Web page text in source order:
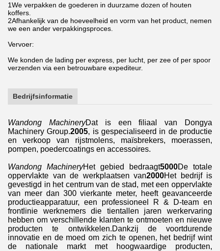
1We verpakken de goederen in duurzame dozen of houten
koffers.
2Afhankelijk van de hoeveelheid en vorm van het product, nemen
we een ander verpakkingsproces.
Vervoer:
We konden de lading per express, per lucht, per zee of per spoor
verzenden via een betrouwbare expediteur.
Bedrijfsinformatie
Wandong MachineryDat is een filiaal van Dongya
Machinery Group.2005, is gespecialiseerd in de productie
en verkoop van rijstmolens, maïsbrekers, moerassen,
pompen, poedercoatings en accessoires.
Wandong MachineryHet gebied bedraagt5000De totale
oppervlakte van de werkplaatsen van2000Het bedrijf is
gevestigd in het centrum van de stad, met een oppervlakte
van meer dan 300 vierkante meter, heeft geavanceerde
productieapparatuur, een professioneel R & D-team en
frontlinie werknemers die tientallen jaren werkervaring
hebben om verschillende klanten te ontmoeten en nieuwe
producten te ontwikkelen.Dankzij de voortdurende
innovatie en de moed om zich te openen, het bedrijf wint
de nationale markt met hoogwaardige producten,